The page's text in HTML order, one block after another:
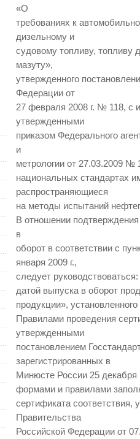
«О
требованиях к
дизельному и
судовому топливу, топливу
мазуту»,
утвержденного
Федерации от
27 февраля 2008 г. № 118, с
утвержденными
приказом Федерального
и
метрологии от 27.03.2009 №
национальных стандартах
распространяющиеся
на методы испытаний
В отношении
в
оборот в соответствии с
января 2009 г.,
следует руководствоваться:
датой выпуска в оборот
продукции»,
Правилами проведения
утвержденными
постановлением
зарегистрированных в
Минюсте России 25 декабря
формами и правилами
сертификата соответствия,
Правительства
Российской Федерации от